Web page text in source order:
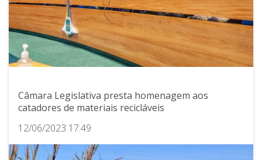
Câmara Legislativa presta homenagem aos
catadores de materiais recicláveis
12/06/2023 17:49